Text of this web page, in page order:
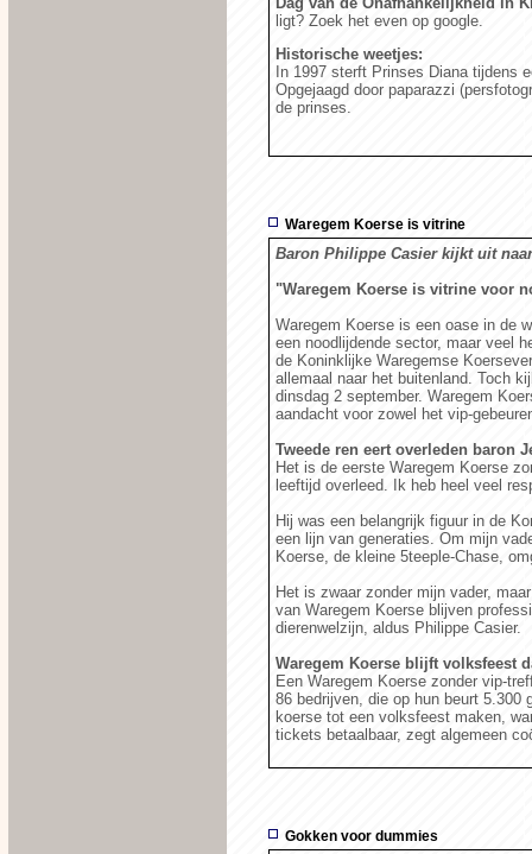
ligt? Zoek het even op google.
Historische weetjes:
In 1997 sterft Prinses Diana tijdens
Opgejaagd door paparazzi
de prinses.
Waregem Koerse is vitrine
Baron Philippe Casier kijkt uit
"Waregem Koerse is vitrine voor
Waregem Koerse is een oase in de
een noodlijdende sector, maar veel
de Koninklijke Waregemse
allemaal naar het buitenland. Toch
dinsdag 2 september. Waregem
aandacht voor zowel het vip-
Tweede ren eert overleden baron
Het is de eerste Waregem Koerse
leeftijd overleed. Ik heb heel veel
Hij was een belangrijk figuur in de
een lijn van generaties. Om mijn
Koerse, de kleine 5teeple-Chase,
Het is zwaar zonder mijn vader,
van Waregem Koerse blijven
dierenwelzijn, aldus Philippe Casier.
Waregem Koerse blijft volksfeest
Een Waregem Koerse zonder vip-
86 bedrijven, die op hun beurt 5.300
koerse tot een volksfeest maken,
tickets betaalbaar, zegt algemeen
Gokken voor dummies